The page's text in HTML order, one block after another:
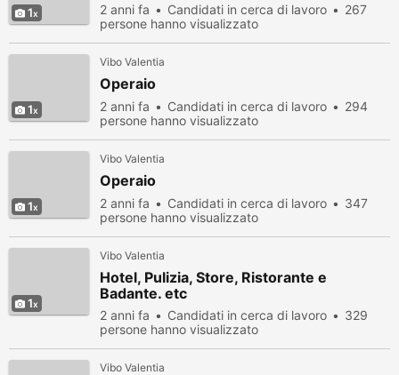
1 2 anni fa Candidati in cerca di lavoro
267
persone hanno visualizzato
1
Vibo Valentia
Operaio
2 anni fa Candidati in cerca di lavoro
294
persone hanno visualizzato
1
Vibo Valentia
Operaio
2 anni fa Candidati in cerca di lavoro
347
persone hanno visualizzato
1
Vibo Valentia
Hotel, Pulizia, Store, Ristorante e
Badante. etc
2 anni fa Candidati in cerca di lavoro
329
persone hanno visualizzato
Vibo Valentia